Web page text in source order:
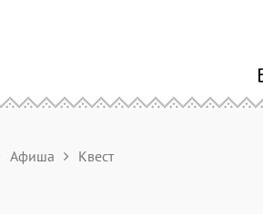
Афиша Квест